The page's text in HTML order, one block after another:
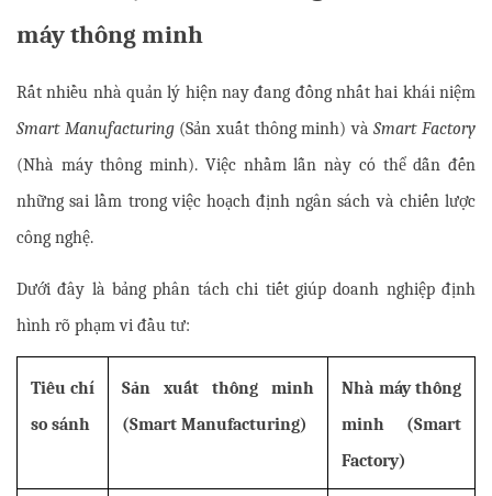
máy thông minh
Smart Manufacturing (Sản xuất thông minh) và Smart Factory
(Nhà máy thông minh). Việc nhầm lẫn này có thể dẫn đến
những sai lầm trong việc hoạch định ngân sách và chiến lược
công nghệ.
Dưới đây là bảng phân tách chi tiết giúp doanh nghiệp định
hình rõ phạm vi đầu tư:
Tiêu chí
so sánh
Sản xuất thông minh
(Smart Manufacturing)
Nhà máy thông
minh (Smart
Factory)